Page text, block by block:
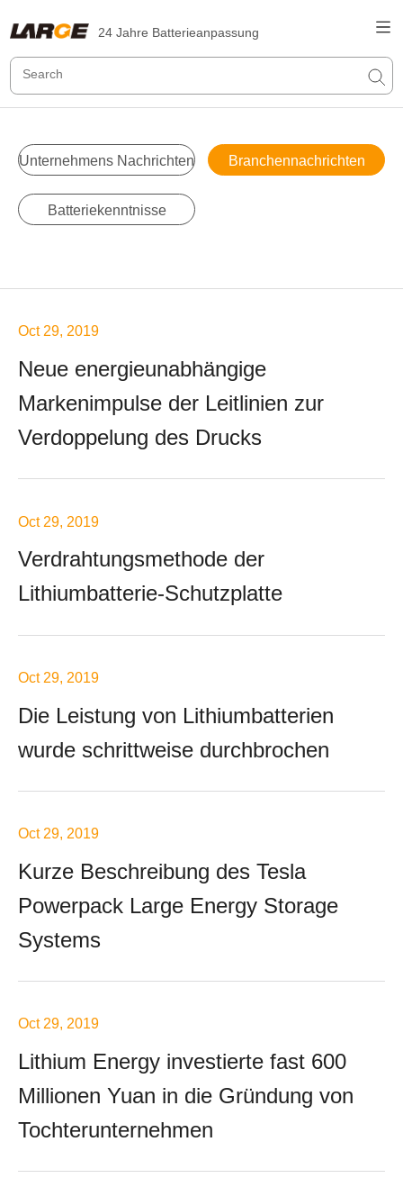
24 Jahre Batterieanpassung
Unternehmens Nachrichten Branchennachrichten
Batteriekenntnisse
Oct 29, 2019
Neue energieunabhängige
Markenimpulse der Leitlinien zur
Verdoppelung des Drucks
Oct 29, 2019
Verdrahtungsmethode der
Lithiumbatterie-Schutzplatte
Oct 29, 2019
Die Leistung von Lithiumbatterien
wurde schrittweise durchbrochen
Oct 29, 2019
Kurze Beschreibung des Tesla
Powerpack Large Energy Storage
Systems
Oct 29, 2019
Lithium Energy investierte fast 600
Millionen Yuan in die Gründung von
Tochterunternehmen